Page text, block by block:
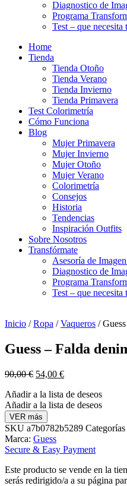
Diagnostico de
Programa
Test – que necesita
Home
Tienda
Tienda Otoño
Tienda Verano
Tienda Invierno
Tienda Primavera
Test Colorimetría
Cómo Funciona
Blog
Mujer Primavera
Mujer Invierno
Mujer Otoño
Mujer Verano
Colorimetría
Consejos
Historia
Tendencias
Inspiración Outfits
Sobre Nosotros
Transfórmate
Asesoría de
Diagnostico de
Programa
Test – que necesita
Inicio /Ropa /Vaqueros /
Guess – Falda
90,00€ El
original
era:
90,00 €.
54,00 €El
actual
es:
Añadir a la lista de deseos
Añadir a la lista de deseos
VER más
SKU a7b0782b5289 Categorías
Marca: Guess
Secure & Easy Payment
Este producto se vende en la
serás redirigido/a a su página